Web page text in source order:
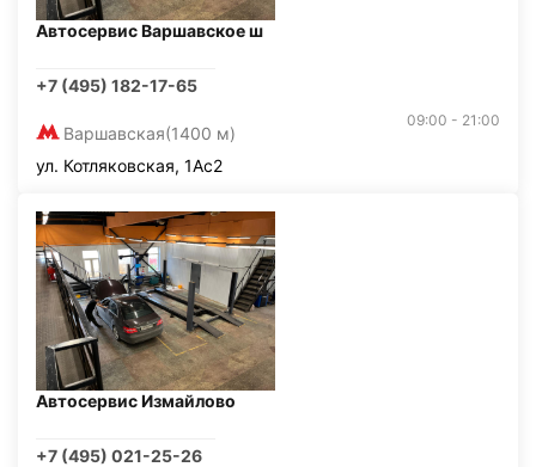
Автосервис Варшавское ш
+7 (495) 182-17-65
Варшавская(1400 м)
09:00 - 21:00
ул. Котляковская, 1Ас2
Автосервис Измайлово
+7 (495) 021-25-26